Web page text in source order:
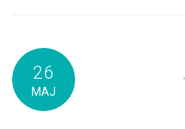
26
МАЈ